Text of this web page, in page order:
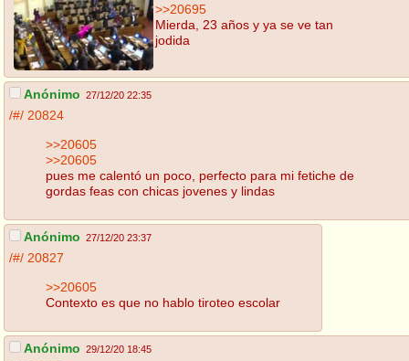
>>20695
Mierda, 23 años y ya se ve tan
jodida
Anónimo 27/12/20 22:35
/#/ 20824
>>20605
>>20605
pues me calentó un poco, perfecto para mi fetiche de
gordas feas con chicas jovenes y lindas
Anónimo 27/12/20 23:37
/#/ 20827
>>20605
Contexto es que no hablo tiroteo escolar
Anónimo 29/12/20 18:45